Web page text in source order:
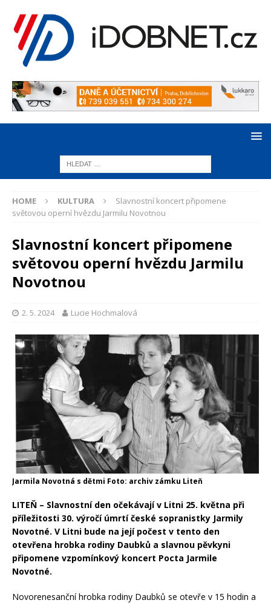
HOME KULTURA
Slavnostní koncert připomene
světovou operní hvězdu Jarmilu Novotnou
Slavnostní koncert připomene
světovou operní hvězdu Jarmilu
Novotnou
2. 5. 2024 Lucie Hochmalová
Jarmila Novotná s dětmi Foto: archiv zámku Liteň
LITEŇ – Slavnostní den očekávají v Litni 25. května při
příležitosti 30. výročí úmrtí české sopranistky Jarmily
Novotné. V Litni bude na její počest v tento den
otevřena hrobka rodiny Daubků a slavnou pěvkyni
připomene vzpomínkový koncert Pocta Jarmile
Novotné.
Novorenesanční hrobka rodiny Daubků se otevře v 15 hodin a